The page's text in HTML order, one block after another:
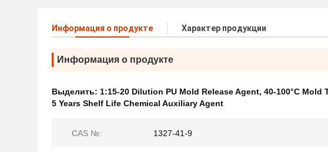
Информация о продукте Характер продукции
Информация о продукте
Выделить: 1:15-20 Dilution PU Mold Release Agent, 40-100°C Mold
5 Years Shelf Life Chemical Auxiliary Agent
CAS №: 1327-41-9